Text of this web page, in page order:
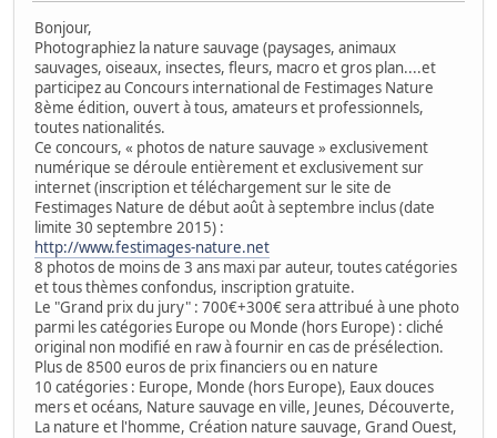
Bonjour,
Photographiez la nature sauvage (paysages, animaux
sauvages, oiseaux, insectes, fleurs, macro et gros plan....et
participez au Concours international de Festimages Nature
8ème édition, ouvert à tous, amateurs et professionnels,
toutes nationalités.
Ce concours, « photos de nature sauvage » exclusivement
numérique se déroule entièrement et exclusivement sur
internet (inscription et téléchargement sur le site de
Festimages Nature de début août à septembre inclus (date
limite 30 septembre 2015) :
http://www.festimages-nature.net
8 photos de moins de 3 ans maxi par auteur, toutes catégories
et tous thèmes confondus, inscription gratuite.
Le "Grand prix du jury" : 700€+300€ sera attribué à une photo
parmi les catégories Europe ou Monde (hors Europe) : cliché
original non modifié en raw à fournir en cas de présélection.
Plus de 8500 euros de prix financiers ou en nature
10 catégories : Europe, Monde (hors Europe), Eaux douces
mers et océans, Nature sauvage en ville, Jeunes, Découverte,
La nature et l'homme, Création nature sauvage, Grand Ouest,